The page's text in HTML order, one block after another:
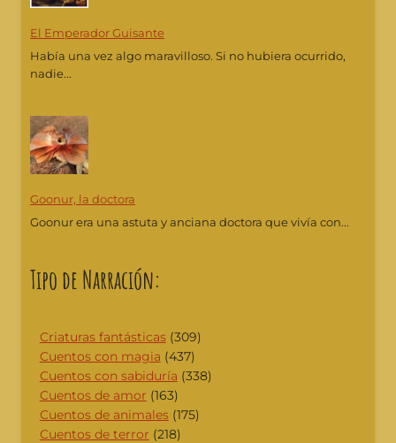
El Emperador Guisante
Había una vez algo maravilloso. Si no hubiera ocurrido,
nadie...
Goonur, la doctora
Goonur era una astuta y anciana doctora que vivía con...
Tipo de Narración:
Criaturas fantásticas(309)
Cuentos con magia (437)
Cuentos con sabiduría (338)
Cuentos de amor (163)
Cuentos de animales(175)
Cuentos de terror (218)